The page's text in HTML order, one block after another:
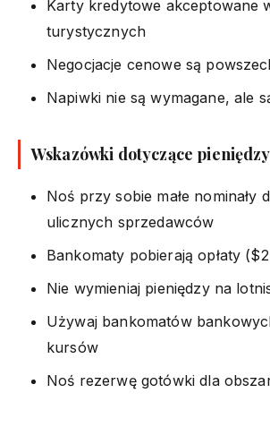
Karty kredytowe akceptowane
turystycznych
Negocjacje cenowe są
Napiwki nie są wymagane, ale
Wskazówki dotyczące pieniędzy
Noś przy sobie małe nominały
ulicznych sprzedawców
Bankomaty pobierają opłaty
Nie wymieniaj pieniędzy na
Używaj bankomatów
kursów
Noś rezerwę gotówki dla